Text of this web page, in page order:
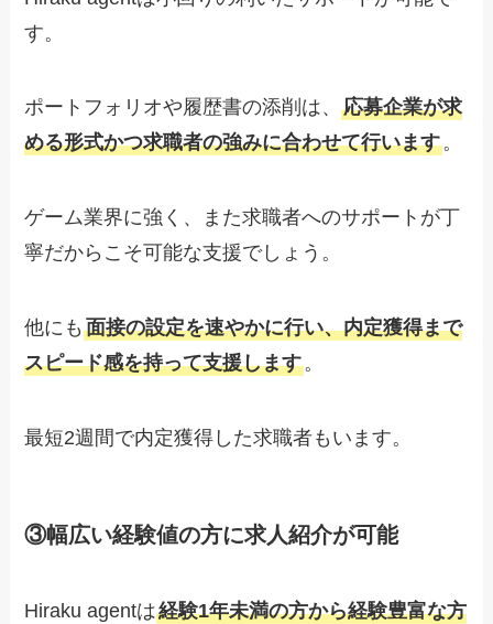
す。
ポートフォリオや履歴書の添削は、応募企業が求
める形式かつ求職者の強みに合わせて行います。
ゲーム業界に強く、また求職者へのサポートが丁
寧だからこそ可能な支援でしょう。
他にも面接の設定を速やかに行い、内定獲得まで
スピード感を持って支援します。
最短2週間で内定獲得した求職者もいます。
③幅広い経験値の方に求人紹介が可能
Hiraku agentは経験1年未満の方から経験豊富な方